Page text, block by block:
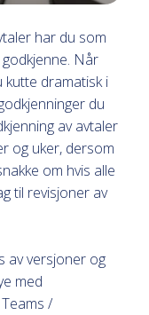
har du som
Når
kutte dramatisk i
du
av avtaler
og uker, dersom
om hvis alle
til revisjoner av
av versjoner og
med
/